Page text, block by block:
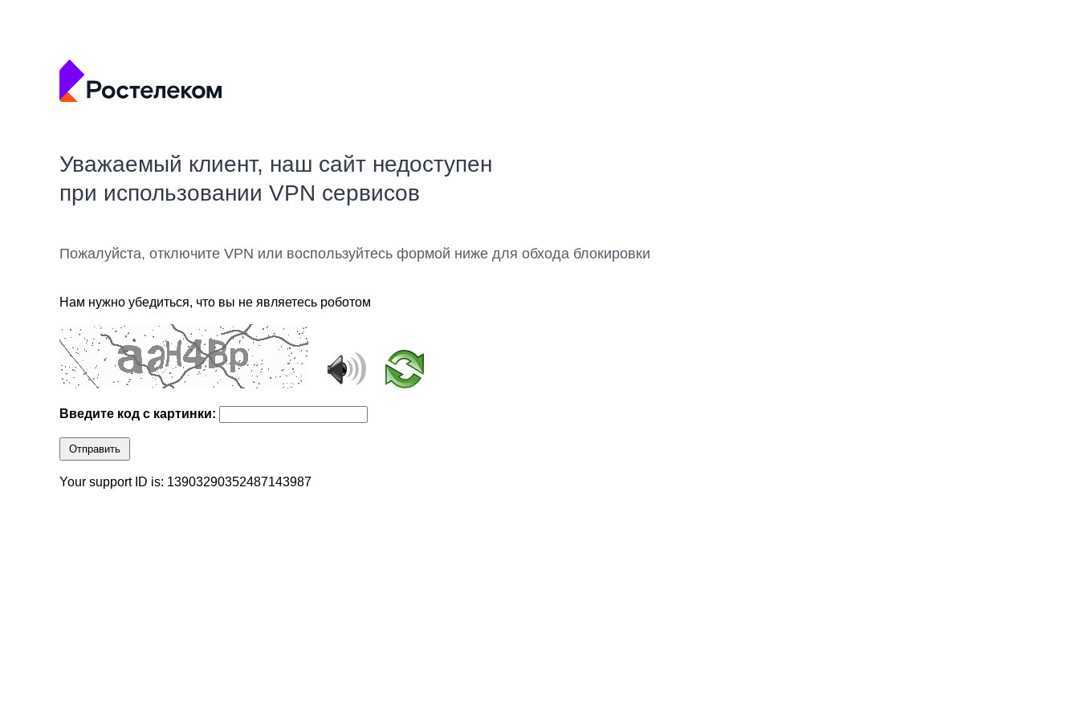
Уважаемый клиент, наш сайт недоступен
при использовании VPN сервисов
Пожалуйста, отключите VPN или воспользуйтесь формой ниже для обхода блокировки
Нам нужно убедиться, что вы не являетесь роботом
Введите код с картинки:
Отправить
Your support ID is: 13903290352487143987